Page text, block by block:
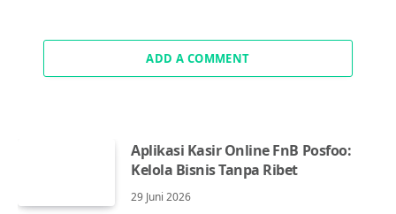
ADD A COMMENT
Aplikasi Kasir Online FnB Posfoo:
Kelola Bisnis Tanpa Ribet
29 Juni 2026